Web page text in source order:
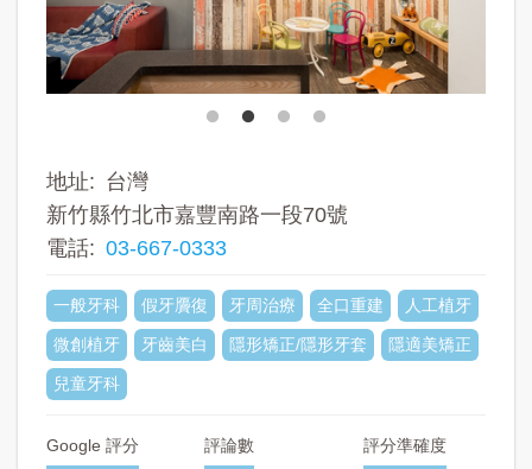
地址
台灣
新竹縣竹北市嘉豐南路一段70號
電話
03-667-0333
一般牙科 假牙贗復 牙周治療 全口重建 人工植牙
微創植牙 牙齒美白 隱形矯正/隱形牙套 隱適美矯正
兒童牙科
Google 評分 評論數 評分準確度